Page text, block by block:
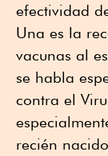
efectividad
Una es la
vacunas al
se habla
contra el
recién